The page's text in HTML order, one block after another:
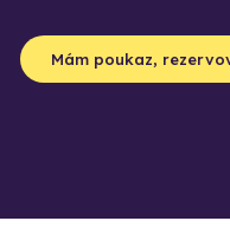
Mám poukaz,